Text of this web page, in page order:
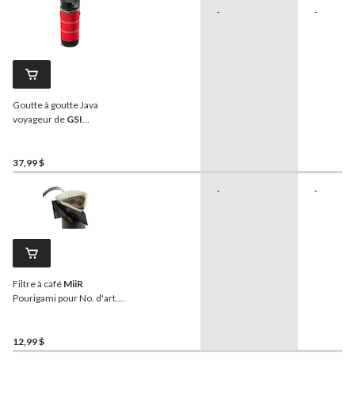
Goutte à goutte Java
voyageur de GSI
rouge
37,99 $
- -
Filtre à café MiiR
Pourigami pour No. d'art.
12,99 $
- -